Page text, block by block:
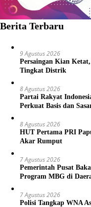
Berita Terbaru
9 Agustus 2026
Persaingan Kian
Tingkat Distrik
8 Agustus 2026
Partai Rakyat
Perkuat Basis dan
8 Agustus 2026
HUT Pertama PRI
Akar Rumput
7 Agustus 2026
Pemerintah Pusat
Program MBG di
7 Agustus 2026
Polisi Tangkap WNA